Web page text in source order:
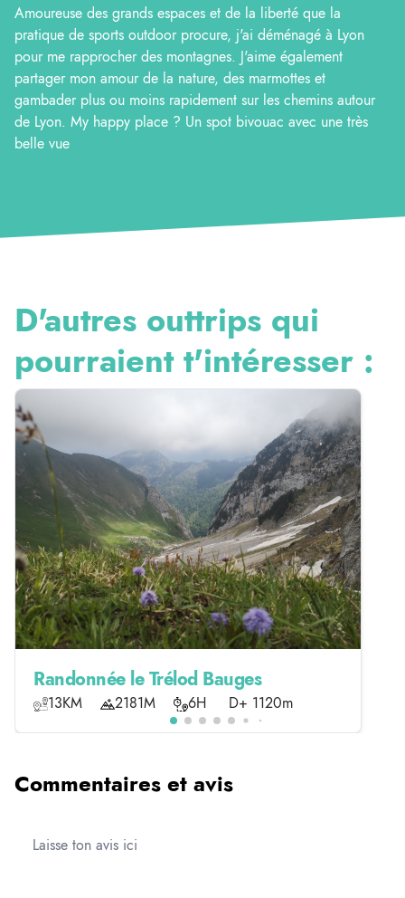
Amoureuse des grands espaces et de la liberté que la
pratique de sports outdoor procure, j'ai déménagé à Lyon
pour me rapprocher des montagnes. J'aime également
partager mon amour de la nature, des marmottes et
gambader plus ou moins rapidement sur les chemins autour
de Lyon. My happy place ? Un spot bivouac avec une très
belle vue
D'autres outtrips qui
pourraient t'intéresser :
Randonnée le Trélod Bauges
13KM 2181M 6H D+ 1120m
Commentaires et avis